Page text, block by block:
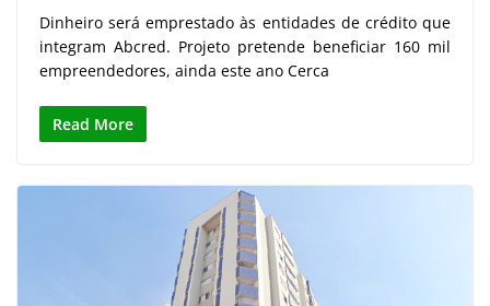
Dinheiro será emprestado às entidades de crédito que
integram Abcred. Projeto pretende beneficiar 160 mil
empreendedores, ainda este ano Cerca
Read More